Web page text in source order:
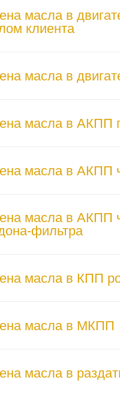
масла в
клиента
масла в
масла в АКПП
масла в АКПП
масла в АКПП
фильтра
масла в КПП
масла в МКПП
масла в